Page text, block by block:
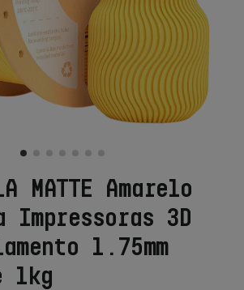
MATTE Amarelo
Impressoras 3D
1.75mm
1kg